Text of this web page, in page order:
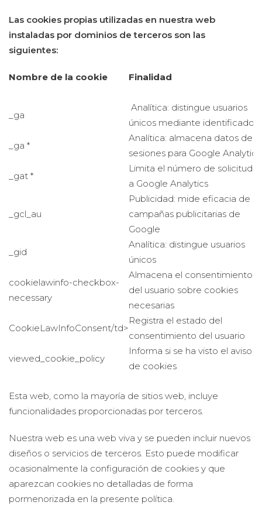
Las cookies propias utilizadas en nuestra web
instaladas por dominios de terceros son las
siguientes:
Nombre de la cookie Finalidad
_ga
Analítica: distingue usuarios
únicos mediante identificador
_ga *
Analítica: almacena datos de
sesiones para Google Analytics
_gat *
Limita el número de solicitudes
a Google Analytics
_gcl_au
Publicidad: mide eficacia de
campañas publicitarias de
Google
_gid
Analítica: distingue usuarios
únicos
cookielawinfo-checkbox-
necessary
Almacena el consentimiento
del usuario sobre cookies
necesarias
CookieLawInfoConsent/td>
Registra el estado del
consentimiento del usuario
viewed_cookie_policy
Informa si se ha visto el aviso
de cookies
Esta web, como la mayoría de sitios web, incluye
funcionalidades proporcionadas por terceros.
Nuestra web es una web viva y se pueden incluir nuevos
diseños o servicios de terceros. Esto puede modificar
ocasionalmente la configuración de cookies y que
aparezcan cookies no detalladas de forma
pormenorizada en la presente política.